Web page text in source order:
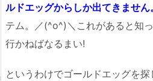
ルドエッグからしか出てきません。
テム。／(^o^)＼これがあると知
行かねばなるまい!
というわけでゴールドエッグを